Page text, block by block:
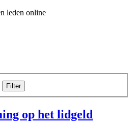
leden online
Filter
op het lidgeld